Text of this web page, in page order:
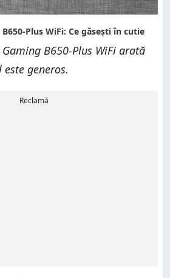
Gaming B650-Plus WiFi arată
generos.
Reclamă